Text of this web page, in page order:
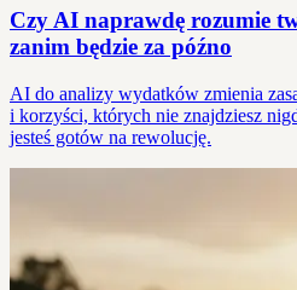
Czy AI naprawdę rozumie
zanim będzie za późno
AI do analizy wydatków zmienia
i korzyści, których nie znajdziesz
jesteś gotów na rewolucję.